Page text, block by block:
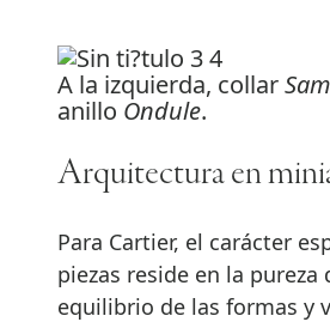
A la izquierda, collar
anillo Ondule.
Arquitectura en
Para Cartier, el carácter
piezas reside en la pureza
equilibrio de las formas y